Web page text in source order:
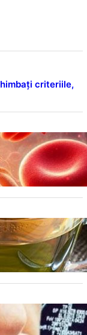
criteriile,
și Interacțiuni
Reducerea
Somnului
demenței: Cum
prematură a